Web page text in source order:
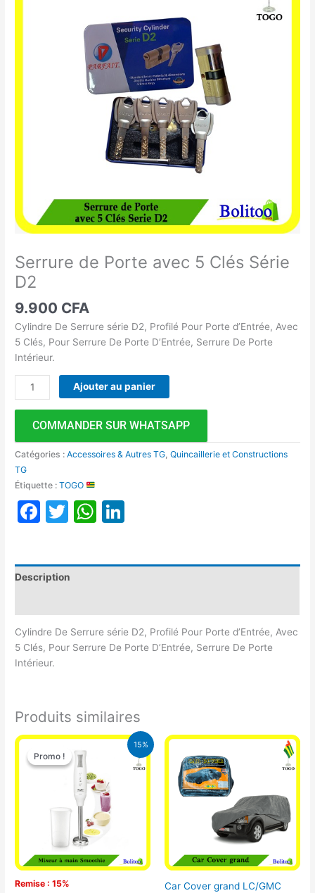
Serrure de Porte avec 5 Clés Série
D2
9.900 CFA
Cylindre De Serrure série D2, Profilé Pour Porte d’Entrée, Avec
5 Clés, Pour Serrure De Porte D’Entrée, Serrure De Porte
Intérieur.
Ajouter au panier
COMMANDER SUR WHATSAPP
Catégories :Accessoires & Autres TG ,Quincaillerie et Constructions
TG
Étiquette :TOGO
Facebook
TwitterWhatsApp
Description
Cylindre De Serrure série D2, Profilé Pour Porte d’Entrée, Avec
5 Clés, Pour Serrure De Porte D’Entrée, Serrure De Porte
Intérieur.
Produits similaires
15%
Promo !
Remise : 15%
Promo !
Le
prix
initial
était :
12.900 CFA.
Le
Car Cover grand LC/GMC